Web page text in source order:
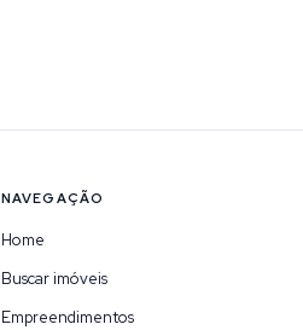
NAVEGAÇÃO
Home
Buscar imóveis
Empreendimentos